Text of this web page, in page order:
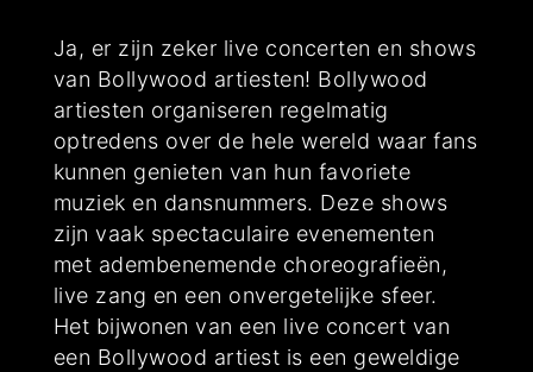
Ja, er zijn zeker live concerten en shows
van Bollywood artiesten! Bollywood
artiesten organiseren regelmatig
optredens over de hele wereld waar fans
kunnen genieten van hun favoriete
muziek en dansnummers. Deze shows
zijn vaak spectaculaire evenementen
met adembenemende choreografieën,
live zang en een onvergetelijke sfeer.
Het bijwonen van een live concert van
een Bollywood artiest is een geweldige